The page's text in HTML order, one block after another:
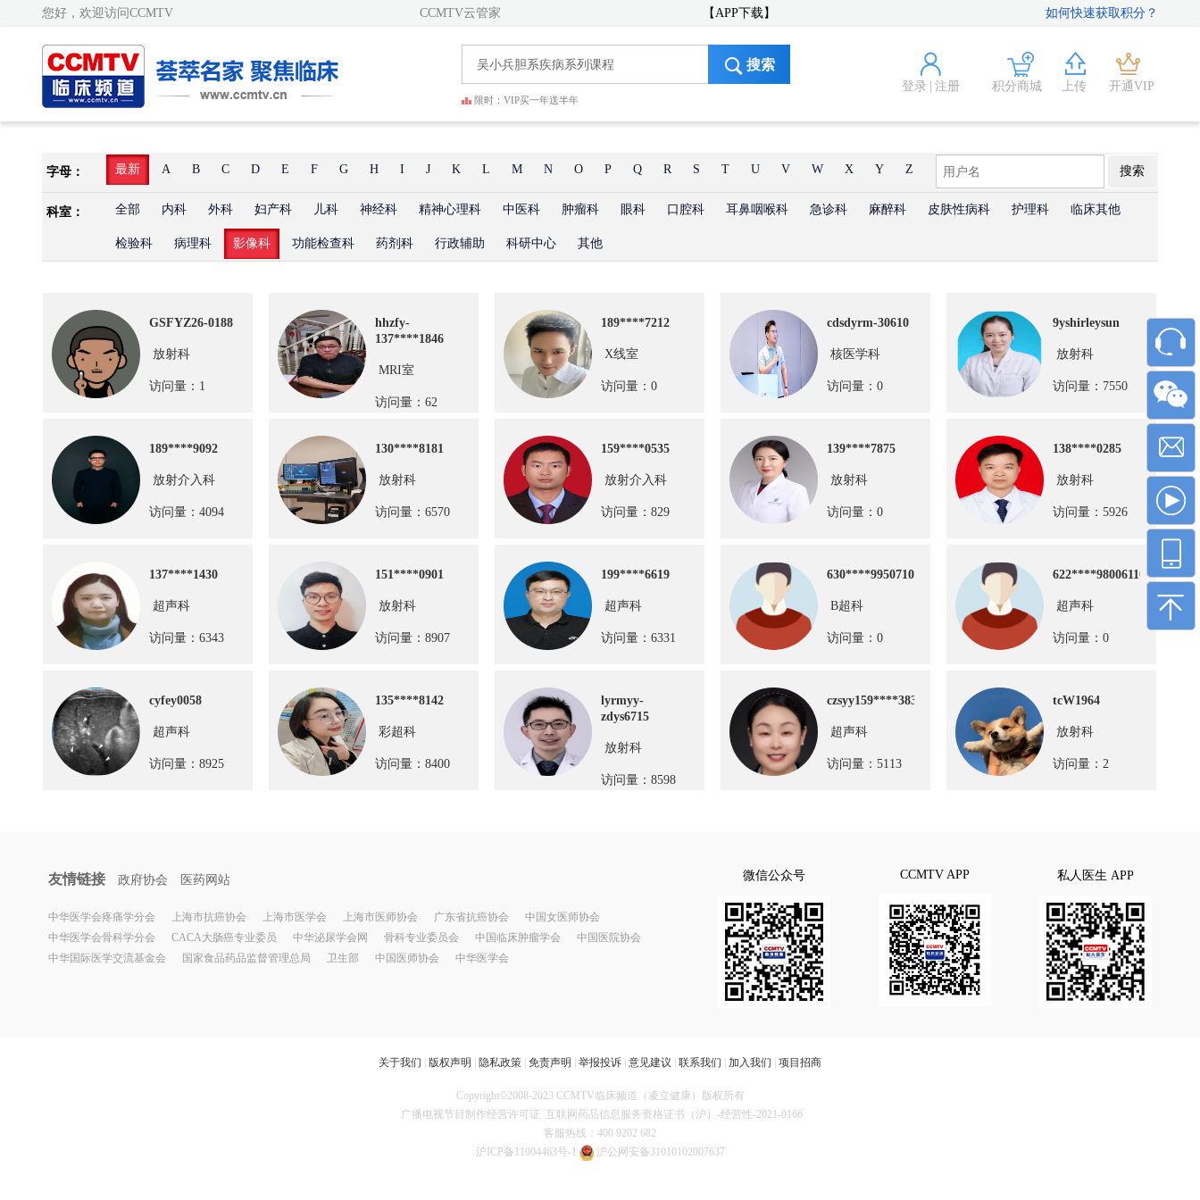
您好，欢迎访问CCMTV CCMTV云管家 【APP下载】 如何快速获取积分？
搜索
限时：VIP买一年送半年
登录 注册 积分商城 上传 开通VIP
字母： 最新 A B C D E F G H I J K L M N O P Q R S T U V W X Y Z 搜索
科室： 全部 内科 外科 妇产科 儿科 神经科 精神心理科 中医科 肿瘤科 眼科 口腔科 耳鼻咽喉科 急诊科 麻醉科 皮肤性病科 护理科 临床其他
检验科 病理科 影像科 功能检查科 药剂科 行政辅助 科研中心 其他
GSFYZ26-0188
放射科
访问量：1
hhzfy-
137****1846
MRI室
访问量：62
189****7212
X线室
访问量：0
cdsdyrm-30610
核医学科
访问量：0
9yshirleysun
放射科
访问量：7550
189****9092
放射介入科
访问量：4094
130****8181
放射科
访问量：6570
159****0535
放射介入科
访问量：829
139****7875
放射科
访问量：0
138****0285
放射科
访问量：5926
137****1430
超声科
访问量：6343
151****0901
放射科
访问量：8907
199****6619
超声科
访问量：6331
630****99507103128
B超科
访问量：0
622****98006110422
超声科
访问量：0
cyfey0058
超声科
访问量：8925
135****8142
彩超科
访问量：8400
lyrmyy-
zdys6715
放射科
访问量：8598
czsyy159****3832
超声科
访问量：5113
tcW1964
放射科
访问量：2
友情链接 政府协会 医药网站
中华医学会疼痛学分会 上海市抗癌协会 上海市医学会 上海市医师协会 广东省抗癌协会
中国女医师协会
中华医学会骨科学分会
CACA大肠癌专业委员 中华泌尿学会网 骨科专业委员会 中国临床肿瘤学会
中国医院协会
中华国际医学交流基金会
国家食品药品监督管理总局 卫生部 中国医师协会 中华医学会
微信公众号 CCMTV APP 私人医生 APP
关于我们 版权声明 隐私政策 免责声明 举报投诉 意见建议 联系我们 加入我们 项目招商
Copyright©2008-2023 CCMTV临床频道（凌立健康）版权所有
广播电视节目制作经营许可证 互联网药品信息服务资格证书（沪）-经营性-2021-0166
客服热线：400 9202 682
沪ICP备11004463号-1
沪公网安备31010102007637